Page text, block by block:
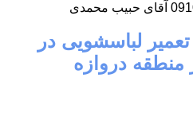
لباسشویی در
منطقه دروازه